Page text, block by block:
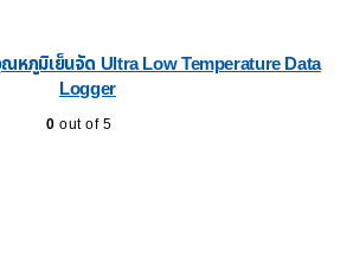
หภูมิเย็นจัด Ultra Low Temperature Data
Logger
0 out of 5